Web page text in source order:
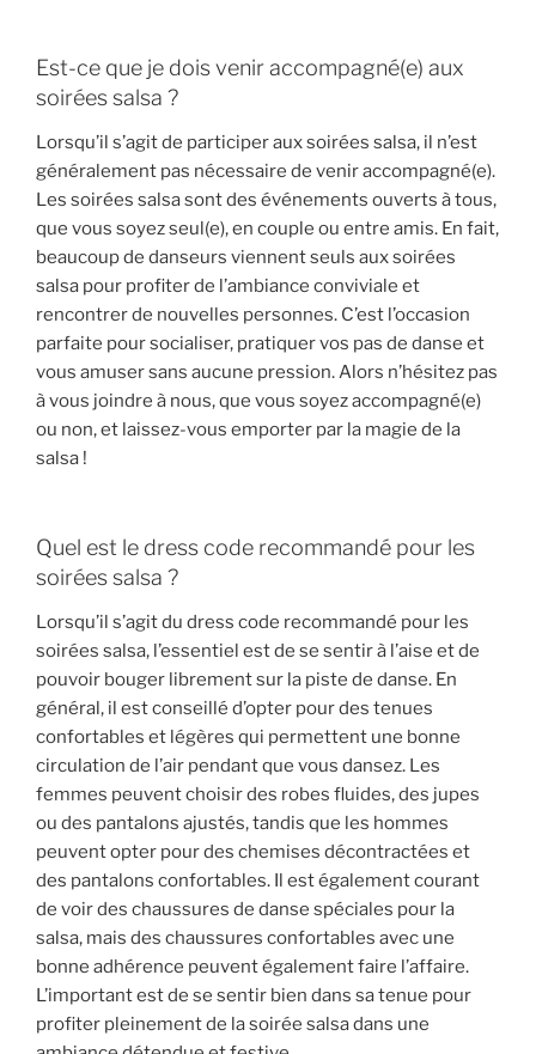
Est-ce que je dois venir accompagné(e) aux
soirées salsa ?
Lorsqu’il s’agit de participer aux soirées salsa, il n’est
généralement pas nécessaire de venir accompagné(e).
Les soirées salsa sont des événements ouverts à tous,
que vous soyez seul(e), en couple ou entre amis. En fait,
beaucoup de danseurs viennent seuls aux soirées
salsa pour profiter de l’ambiance conviviale et
rencontrer de nouvelles personnes. C’est l’occasion
parfaite pour socialiser, pratiquer vos pas de danse et
vous amuser sans aucune pression. Alors n’hésitez pas
à vous joindre à nous, que vous soyez accompagné(e)
ou non, et laissez-vous emporter par la magie de la
salsa !
Quel est le dress code recommandé pour les
soirées salsa ?
Lorsqu’il s’agit du dress code recommandé pour les
soirées salsa, l’essentiel est de se sentir à l’aise et de
pouvoir bouger librement sur la piste de danse. En
général, il est conseillé d’opter pour des tenues
confortables et légères qui permettent une bonne
circulation de l’air pendant que vous dansez. Les
femmes peuvent choisir des robes fluides, des jupes
ou des pantalons ajustés, tandis que les hommes
peuvent opter pour des chemises décontractées et
des pantalons confortables. Il est également courant
de voir des chaussures de danse spéciales pour la
salsa, mais des chaussures confortables avec une
bonne adhérence peuvent également faire l’affaire.
L’important est de se sentir bien dans sa tenue pour
profiter pleinement de la soirée salsa dans une